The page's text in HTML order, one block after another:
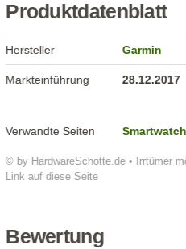
Produktdatenblatt
© by HardwareSchotte.de • Irrtümer
Link auf diese Seite
Hersteller Garmin
Markteinführung 28.12.2017
Verwandte Seiten
Bewertung